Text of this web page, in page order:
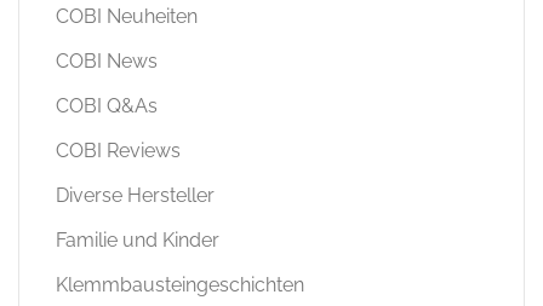
COBI Neuheiten
COBI News
COBI Q&As
COBI Reviews
Diverse Hersteller
Familie und Kinder
Klemmbausteingeschichten